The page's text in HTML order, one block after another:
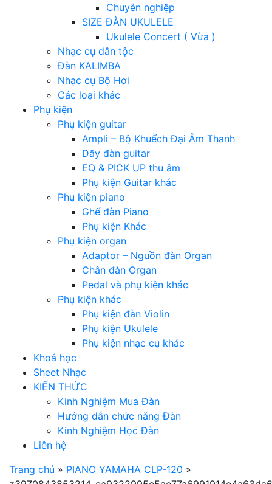
Chuyên nghiệp
SIZE ĐÀN UKULELE
Ukulele Concert ( Vừa )
Nhạc cụ dân tộc
Đàn KALIMBA
Nhạc cụ Bộ Hơi
Các loại khác
Phụ kiện
Phụ kiện guitar
Ampli – Bộ Khuếch Đại Âm Thanh
Dây đàn guitar
EQ & PICK UP thu âm
Phụ kiện Guitar khác
Phụ kiện piano
Ghế đàn Piano
Phụ kiện Khác
Phụ kiện organ
Adaptor – Nguồn đàn Organ
Chân đàn Organ
Pedal và phụ kiện khác
Phụ kiện khác
Phụ kiện đàn Violin
Phụ kiện Ukulele
Phụ kiện nhạc cụ khác
Khoá học
Sheet Nhạc
KIẾN THỨC
Kinh Nghiệm Mua Đàn
Hướng dẫn chức năng Đàn
Kinh Nghiệm Học Đàn
Liên hệ
Trang chủ » PIANO YAMAHA CLP-120 »